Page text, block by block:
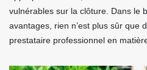
vulnérables sur la clôture. Dans le
avantages, rien n’est plus sûr que
prestataire professionnel en